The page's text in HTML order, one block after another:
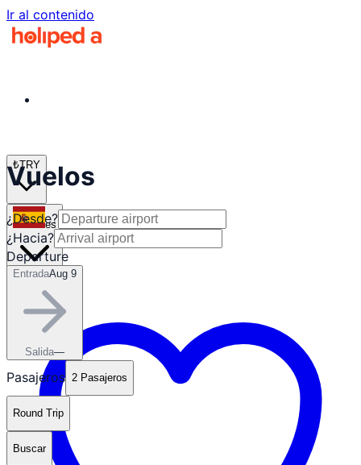
Ir al contenido
₺TRY
es
Vuelos
¿Desde?
¿Hacia?
Departure
EntradaAug 9
Salida—
Pasajeros 2 Pasajeros
Round Trip
Buscar